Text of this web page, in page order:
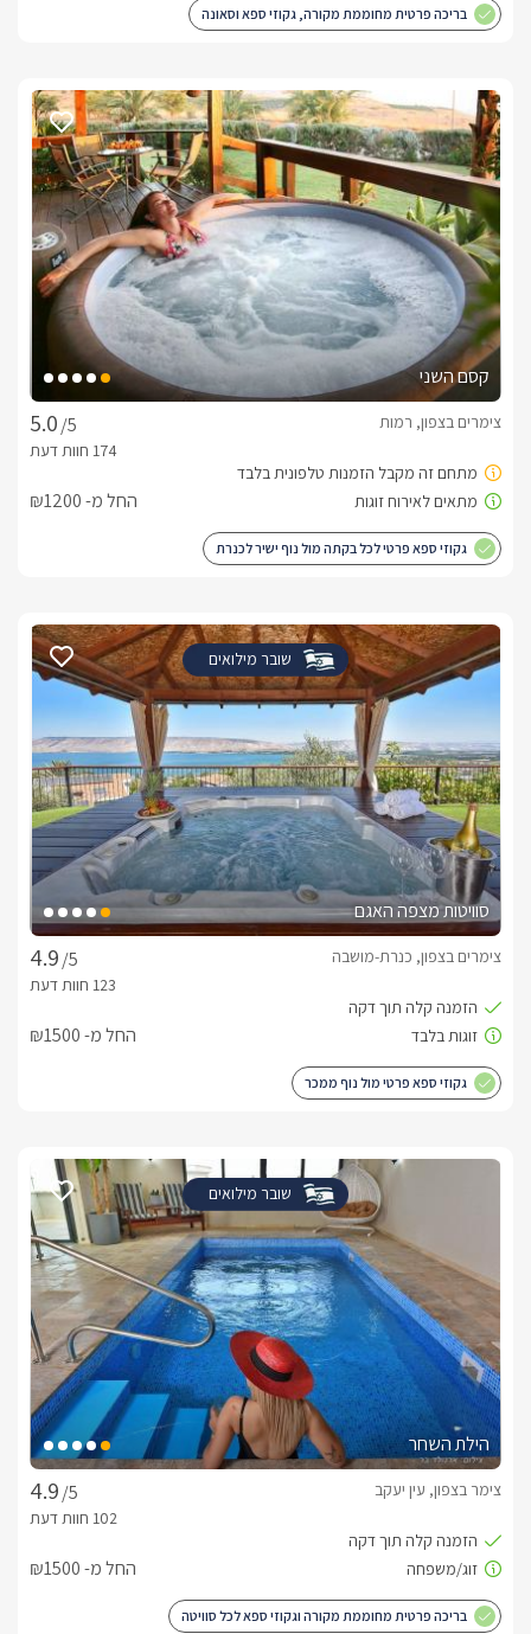
בריכה פרטית מחוממת מקורה, גקוזי ספא וסאונה
קסם השני
/5
צימרים בצפון, רמות
החל מ- ₪1200
גקוזי ספא פרטי לכל בקתה מול נוף ישיר לכנרת
שובר מילואים
סוויטות מצפה האגם
/5
צימרים בצפון, כנרת-מושבה
החל מ- ₪1500
גקוזי ספא פרטי מול נוף ממכר
שובר מילואים
הילת השחר
/5
צימר בצפון, עין יעקב
החל מ- ₪1500
בריכה פרטית מחוממת מקורה וגקוזי ספא לכל סוויטה